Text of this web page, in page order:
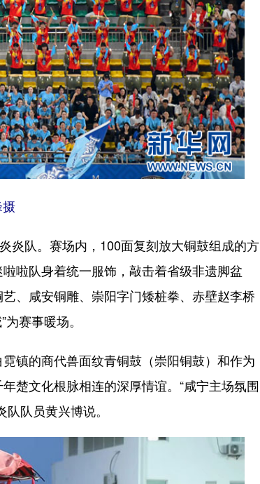
队。赛场内，100面复刻放大铜鼓组成的方
啦队身着统一服饰，敲击着省级非遗脚盆
、咸安铜雕、崇阳字门矮桩拳、赤壁赵李桥
赛事暖场。
镇的商代兽面纹青铜鼓（崇阳铜鼓）和作为
楚文化根脉相连的深厚情谊。“咸宁主场氛围
队员黄兴博说。